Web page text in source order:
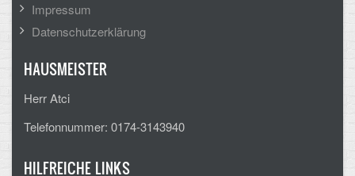
Kurswahl 10. Kl.
Umwahl 11. Kl.
mPA
Wahlfächer
TERMINE
Impressum
Datenschutzerklärung
HAUSMEISTER
Herr Atci
Telefonnummer: 0174-3143940
HILFREICHE LINKS